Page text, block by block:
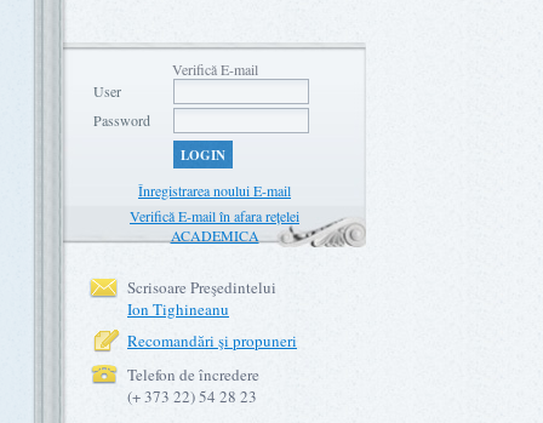
Verifică E-mail
User
Password
LOGIN
Înregistrarea noului E-mail
Verifică E-mail în afara rețelei
ACADEMICA
Scrisoare Preşedintelui
Ion Tighineanu
Recomandări şi propuneri
Telefon de încredere
(+ 373 22) 54 28 23